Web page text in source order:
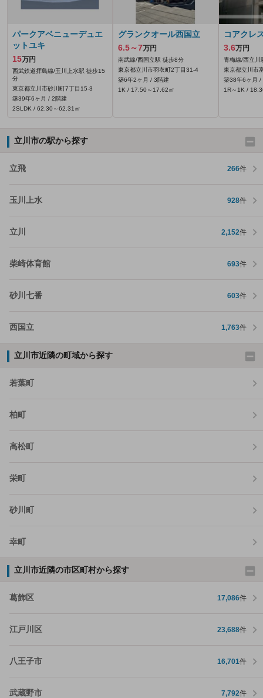
パークアベニューデュエ
ットユキ
15万円
西武鉄道拝島線/玉川上水駅 徒歩15
分
東京都立川市砂川町7丁目15-3
築39年6ヶ月 / 2階建
2SLDK / 62.30～62.31㎡
グランクオール西国立
6.5～7万円
南武線/西国立駅 徒歩8分
東京都立川市羽衣町2丁目31-4
築6年2ヶ月 / 3階建
1K / 17.50～17.62㎡
コアクレ
3.6万円
青梅線/西立川
東京都立川市
築38年6ヶ月 /
1R～1K /
立川市の駅から探す
立飛 266件
玉川上水 928件
立川 2,152件
柴崎体育館 693件
砂川七番 603件
西国立 1,763件
立川市近隣の町域から探す
若葉町
柏町
高松町
栄町
砂川町
幸町
立川市近隣の市区町村から探す
葛飾区 17,086件
江戸川区 23,688件
八王子市 16,701件
武蔵野市 7,792件